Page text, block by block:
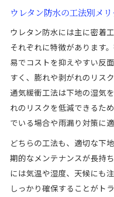
ウレタン防水の工法別メ
ウレタン防水には主に密着
それぞれに特徴があります
易でコストを抑えやすい反
すく、膨れや剥がれのリス
通気緩衝工法は下地の湿気
れのリスクを低減できるた
でいる場合や雨漏り対策に適
どちらの工法も、適切な下
期的なメンテナンスが長持
には気温や湿度、天候にも
しっかり確保することがト